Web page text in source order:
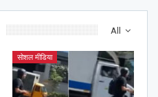
All
सोशल मीडिया